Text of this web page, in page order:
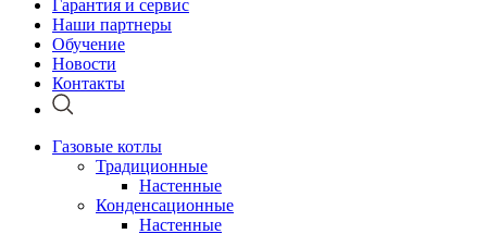
Гарантия и сервис
Наши партнеры
Обучение
Новости
Контакты
Газовые котлы
Традиционные
Настенные
Конденсационные
Настенные